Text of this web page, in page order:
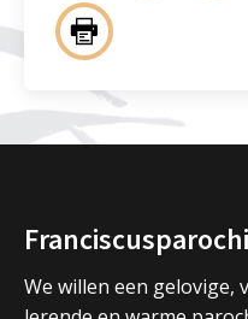
We willen een gelovige,